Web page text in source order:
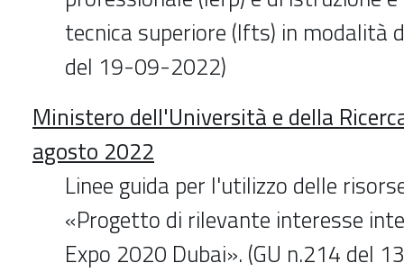
tecnica superiore (Ifts) in modalità
del 19-09-2022)
Ministero dell'Università e della
agosto 2022
Linee guida per l'utilizzo delle
«Progetto di rilevante interesse
Expo 2020 Dubai». (GU n.214 del